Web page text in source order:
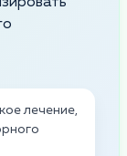
лечение,